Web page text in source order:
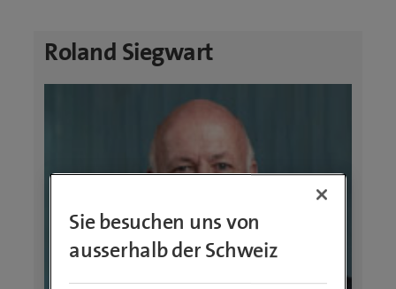
Roland Siegwart
Sie besuchen uns von
ausserhalb der Schweiz